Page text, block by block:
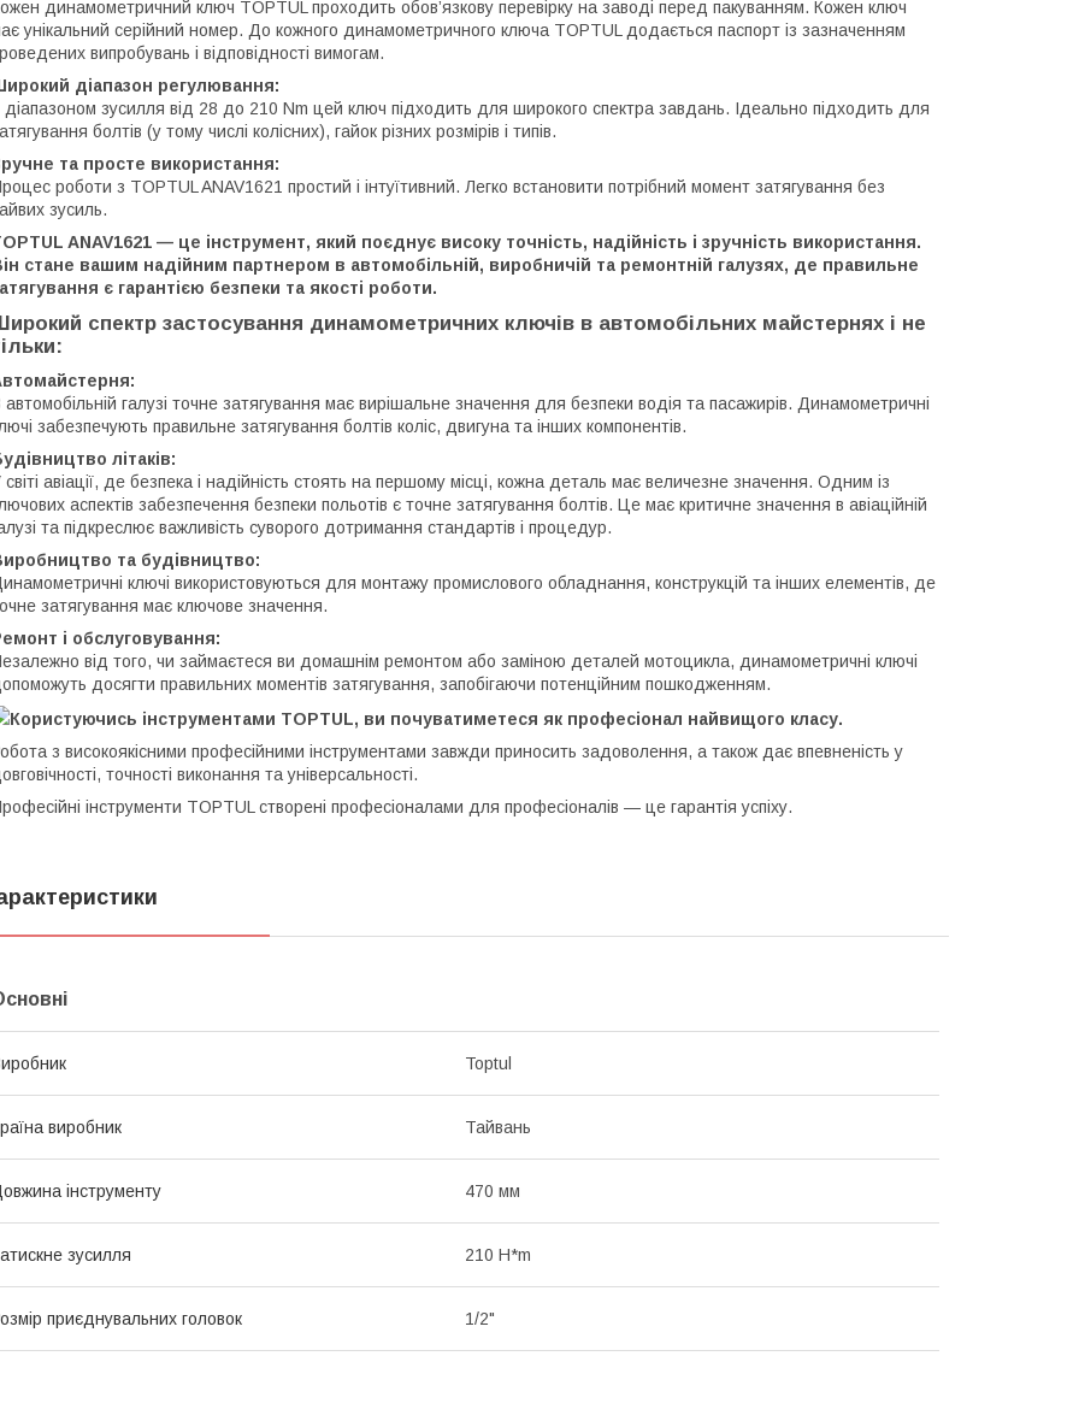
динамометричний ключ TOPTUL проходить обов’язкову перевірку на заводі перед пакуванням. Кожен ключ
унікальний серійний номер. До кожного динамометричного ключа TOPTUL додається паспорт із зазначенням
випробувань і відповідності вимогам.
діапазон регулювання:
діапазоном зусилля від 28 до 210 Nm цей ключ підходить для широкого спектра завдань. Ідеально підходить для
болтів (у тому числі колісних), гайок різних розмірів і типів.
та просте використання:
роботи з TOPTUL ANAV1621 простий і інтуїтивний. Легко встановити потрібний момент затягування без
зусиль.
ANAV1621 — це інструмент, який поєднує високу точність, надійність і зручність використання.
стане вашим надійним партнером в автомобільній, виробничій та ремонтній галузях, де правильне
є гарантією безпеки та якості роботи.
спектр застосування динамометричних ключів в автомобільних майстернях і не
автомобільній галузі точне затягування має вирішальне значення для безпеки водія та пасажирів. Динамометричні
забезпечують правильне затягування болтів коліс, двигуна та інших компонентів.
літаків:
світі авіації, де безпека і надійність стоять на першому місці, кожна деталь має величезне значення. Одним із
аспектів забезпечення безпеки польотів є точне затягування болтів. Це має критичне значення в авіаційній
та підкреслює важливість суворого дотримання стандартів і процедур.
та будівництво:
ключі використовуються для монтажу промислового обладнання, конструкцій та інших елементів, де
затягування має ключове значення.
і обслуговування:
від того, чи займаєтеся ви домашнім ремонтом або заміною деталей мотоцикла, динамометричні ключі
досягти правильних моментів затягування, запобігаючи потенційним пошкодженням.
Користуючись інструментами TOPTUL, ви почуватиметеся як професіонал найвищого класу.
з високоякісними професійними інструментами завжди приносить задоволення, а також дає впевненість у
точності виконання та універсальності.
інструменти TOPTUL створені професіоналами для професіоналів — це гарантія успіху.
Toptul
виробник Тайвань
інструменту 470 мм
зусилля 210 H*m
приєднувальних головок 1/2"